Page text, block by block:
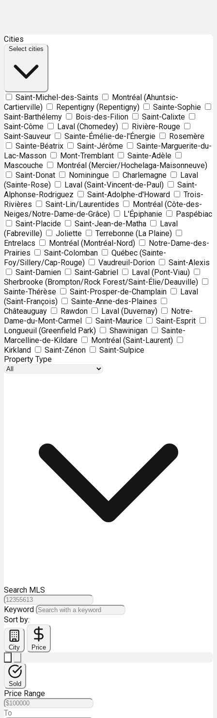
+
−
Cities
Select cities
Saint-Michel-des-Saints
Montréal (Ahuntsic-
Cartierville)
Repentigny (Repentigny)
Sainte-Sophie
Saint-Barthélemy
Bois-des-Filion
Saint-Calixte
Saint-Côme
Laval (Chomedey)
Rivière-Rouge
Saint-Sauveur
Sainte-Émélie-de-l'Énergie
Rosemère
Sainte-Béatrix
Saint-Jérôme
Sainte-Marguerite-du-
Lac-Masson
Mont-Tremblant
Sainte-Adèle
Mascouche
Montréal (Mercier/Hochelaga-Maisonneuve)
Saint-Donat
Nominingue Charlemagne
Laval
(Sainte-Rose)
Laval (Saint-Vincent-de-Paul)
Saint-
Alphonse-Rodriguez
Saint-Adolphe-d'Howard
Trois-
Rivières
Saint-Lin/Laurentides
Montréal (Côte-des-
Neiges/Notre-Dame-de-Grâce)
L'Épiphanie
Paspébiac
Saint-Placide
Saint-Jean-de-Matha
Laval
(Fabreville)
Joliette
Terrebonne (La Plaine)
Entrelacs
Montréal (Montréal-Nord)
Notre-Dame-des-
Prairies
Saint-Colomban
Québec (Sainte-
Foy/Sillery/Cap-Rouge)
Vaudreuil-Dorion
Saint-Alexis
Saint-Damien
Saint-Gabriel
Laval (Pont-Viau)
Sherbrooke (Brompton/Rock Forest/Saint-Élie/Deauville)
Sainte-Thérèse
Saint-Prosper-de-Champlain
Laval
(Saint-François)
Sainte-Anne-des-Plaines
Châteauguay
Rawdon Laval (Duvernay)
Notre-
Dame-du-Mont-Carmel
Saint-Maurice
Saint-Esprit
Longueuil (Greenfield Park)
Shawinigan
Sainte-
Marcelline-de-Kildare
Montréal (Saint-Laurent)
Kirkland
Saint-Zénon
Saint-Sulpice
Property Type
Search MLS
Keyword
Sort by:
City Price
Sold
Price Range
To